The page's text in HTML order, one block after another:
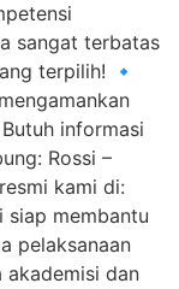
sangat terbatas
terpilih! 🔹
informasi
Rossi –
kami di:
siap membantu
pelaksanaan
akademisi dan